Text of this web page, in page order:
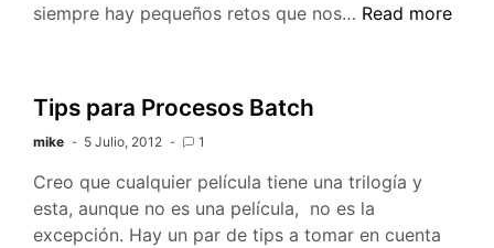
siempre hay pequeños retos que nos… Feliz
Read more
Tips para Procesos Batch
mike 5 Julio, 2012 1
Creo que cualquier película tiene una trilogía y
esta, aunque no es una película, no es la
excepción. Hay un par de tips a tomar en cuenta